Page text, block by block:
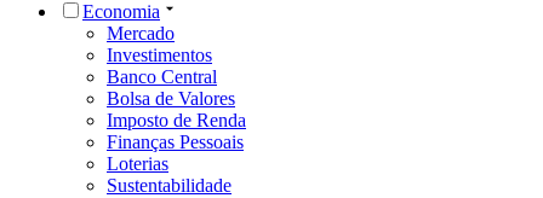
Economia
Mercado
Investimentos
Banco Central
Bolsa de Valores
Imposto de Renda
Finanças Pessoais
Loterias
Sustentabilidade